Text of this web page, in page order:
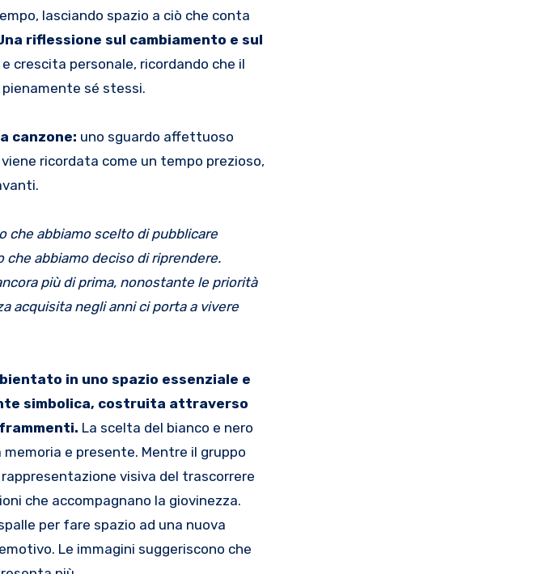
lasciando spazio a ciò che conta
riflessione sul cambiamento e sul
crescita personale, ricordando che il
sé stessi.
canzone: uno sguardo affettuoso
ricordata come un tempo prezioso,
che abbiamo scelto di pubblicare
abbiamo deciso di riprendere.
più di prima, nonostante le priorità
acquisita negli anni ci porta a vivere
in uno spazio essenziale e
simbolica, costruita attraverso
La scelta del bianco e nero
e presente. Mentre il gruppo
visiva del trascorrere
che accompagnano la giovinezza.
per fare spazio ad una nuova
Le immagini suggeriscono che